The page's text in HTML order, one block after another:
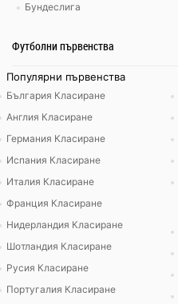
Бундеслига
Футболни първенства
Популярни първенства
България Класиране
Англия Класиране
Германия Класиране
Испания Класиране
Италия Класиране
Франция Класиране
Нидерландия Класиране
Шотландия Класиране
Русия Класиране
Португалия Класиране